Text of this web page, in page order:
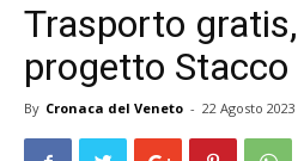
Trasporto
progetto Stacco
By Cronaca del Veneto - 22 Agosto 2023